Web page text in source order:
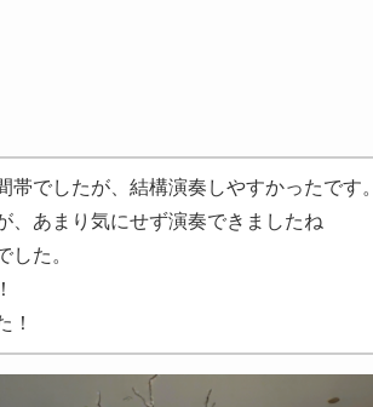
帯でしたが、結構演奏しやすかったです。
、あまり気にせず演奏できましたね
した。
！